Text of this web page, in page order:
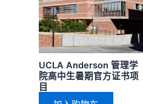
UCLA Anderson 管理学
院高中生暑期官方证书项
目